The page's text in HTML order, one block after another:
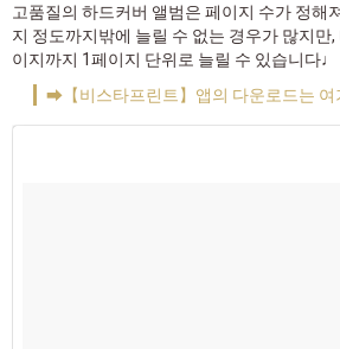
고품질의 하드커버 앨범은 페이지 수가 정해
지 정도까지밖에 늘릴 수 없는 경우가 많지만
이지까지 1페이지 단위로 늘릴 수 있습니다♩
➡【비스타프린트】앱의 다운로드는